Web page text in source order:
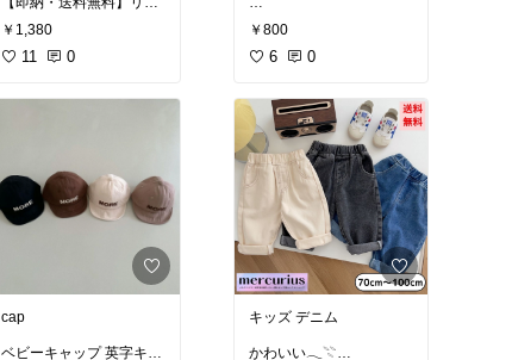
淡色 #アースカラー
ン付きカンカン帽 キッズ
用 子供用 女の子 子供服
帽子 こども服 子ども服
帽子
￥1,380
11 0
cap
ベビーキャップ 英字キャ
ト 写真 グッズ 誕生日 男
の子 女の子 新生児
【4/25最大100% ﾎﾟｲﾝﾄﾊﾞ
ｯｸ★要ｴﾝﾄﾘｰ】ﾒｿﾞﾝﾄﾞﾗﾋﾞ
カンカン帽 麦わら帽子 ペ
夏 子供 キッズ ガーリー
ハット 帽子 無地 かわい
い 上品 衣装 お姫様 日焼
け 紫外線
#キッズ #カンカン帽 #帽
子
#夏用帽子 #麦わら帽
￥800
6 0
キッズ デニム
かわいい𓂃𓇢